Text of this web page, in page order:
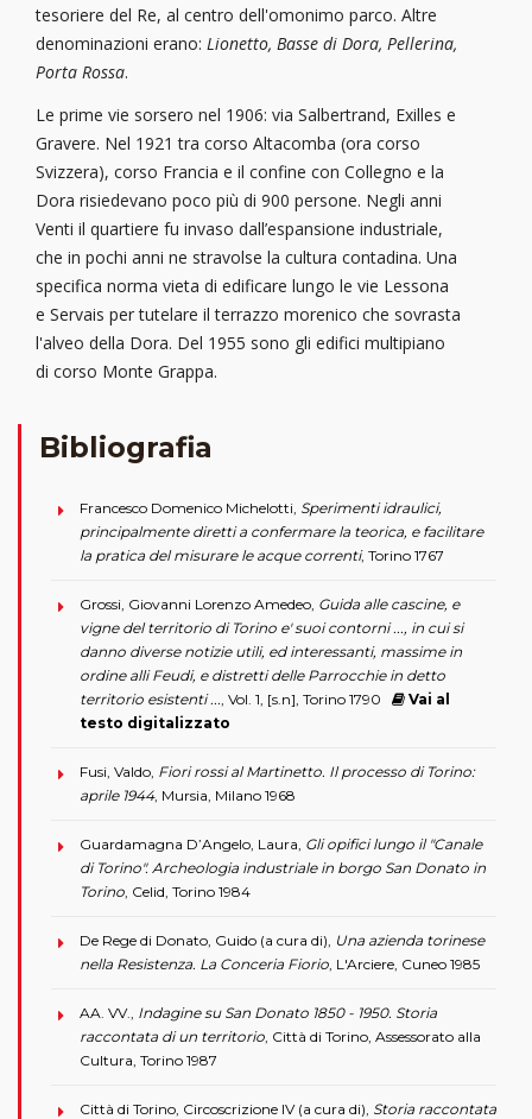
tesoriere del Re, al centro dell'omonimo parco. Altre
denominazioni erano: Lionetto, Basse di Dora, Pellerina,
Porta Rossa.
Le prime vie sorsero nel 1906: via Salbertrand, Exilles e
Gravere. Nel 1921 tra corso Altacomba (ora corso
Svizzera), corso Francia e il confine con Collegno e la
Dora risiedevano poco più di 900 persone. Negli anni
Venti il quartiere fu invaso dall’espansione industriale,
che in pochi anni ne stravolse la cultura contadina. Una
specifica norma vieta di edificare lungo le vie Lessona
e Servais per tutelare il terrazzo morenico che sovrasta
l'alveo della Dora. Del 1955 sono gli edifici multipiano
di corso Monte Grappa.
Bibliografia
Francesco Domenico Michelotti, Sperimenti idraulici,
principalmente diretti a confermare la teorica, e facilitare
la pratica del misurare le acque correnti, Torino 1767
Grossi, Giovanni Lorenzo Amedeo, Guida alle cascine, e
vigne del territorio di Torino e' suoi contorni ..., in cui si
danno diverse notizie utili, ed interessanti, massime in
ordine alli Feudi, e distretti delle Parrocchie in detto
territorio esistenti ... , Vol. 1, [s.n], Torino 1790
Vai al
testo digitalizzato
Fusi, Valdo, Fiori rossi al Martinetto. Il processo di Torino:
aprile 1944, Mursia, Milano 1968
Guardamagna D’Angelo, Laura, Gli opifici lungo il "Canale
di Torino". Archeologia industriale in borgo San Donato in
Torino , Celid, Torino 1984
De Rege di Donato, Guido (a cura di), Una azienda torinese
nella Resistenza. La Conceria Fiorio , L'Arciere, Cuneo 1985
AA. VV., Indagine su San Donato 1850 - 1950. Storia
raccontata di un territorio , Città di Torino, Assessorato alla
Cultura, Torino 1987
Città di Torino, Circoscrizione IV (a cura di), Storia raccontata